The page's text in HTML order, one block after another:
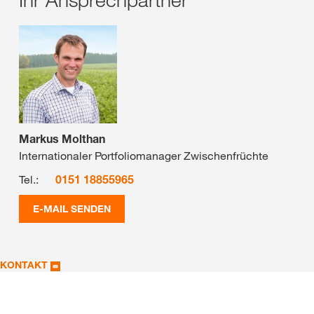
Markus Molthan
Internationaler Portfoliomanager Zwischenfrüchte
Tel.:
0151 18855965
E-MAIL SENDEN
KONTAKT